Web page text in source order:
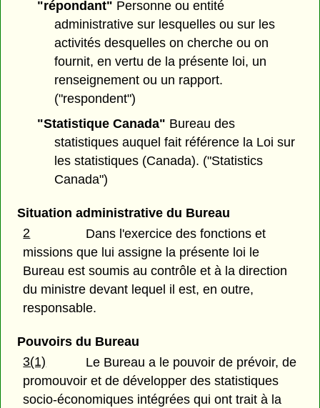
"répondant" Personne ou entité
administrative sur lesquelles ou sur les
activités desquelles on cherche ou on
fournit, en vertu de la présente loi, un
renseignement ou un rapport.
("respondent")
"Statistique Canada" Bureau des
statistiques auquel fait référence la Loi sur
les statistiques (Canada). ("Statistics
Canada")
Situation administrative du Bureau
2
Dans l'exercice des fonctions et
missions que lui assigne la présente loi le
Bureau est soumis au contrôle et à la direction
du ministre devant lequel il est, en outre,
responsable.
Pouvoirs du Bureau
3(1)
Le Bureau a le pouvoir de prévoir, de
promouvoir et de développer des statistiques
socio-économiques intégrées qui ont trait à la